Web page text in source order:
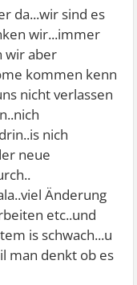
da...wir sind es
wir...immer
wir aber
kommen kenn
nicht verlassen
nich
neue
Änderung
etc..und
is schwach...u
man denkt ob es